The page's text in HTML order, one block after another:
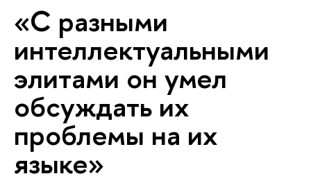
«С разными
интеллектуальными
элитами он умел
обсуждать их
проблемы на их
языке»